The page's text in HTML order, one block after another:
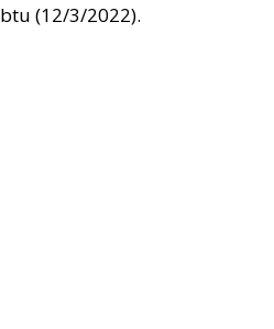
(12/3/2022).